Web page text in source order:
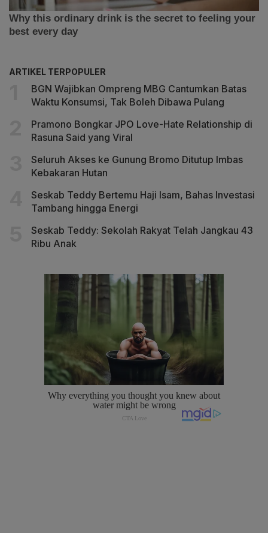
ARTIKEL TERPOPULER
BGN Wajibkan Ompreng MBG Cantumkan Batas
Waktu Konsumsi, Tak Boleh Dibawa Pulang
Pramono Bongkar JPO Love-Hate Relationship di
Rasuna Said yang Viral
Seluruh Akses ke Gunung Bromo Ditutup Imbas
Kebakaran Hutan
Seskab Teddy Bertemu Haji Isam, Bahas Investasi
Tambang hingga Energi
Seskab Teddy: Sekolah Rakyat Telah Jangkau 43
Ribu Anak